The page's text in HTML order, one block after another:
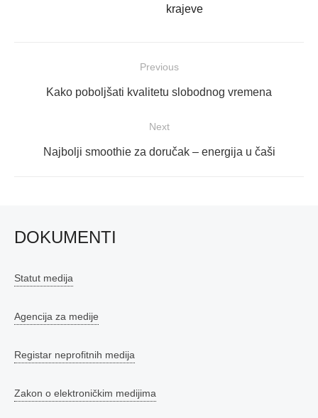
krajeve
objava
Previous
Previous
Kako poboljšati kvalitetu slobodnog vremena
Next
Next
Najbolji smoothie za doručak – energija u čaši
DOKUMENTI
Statut medija
Agencija za medije
Registar neprofitnih medija
Zakon o elektroničkim medijima